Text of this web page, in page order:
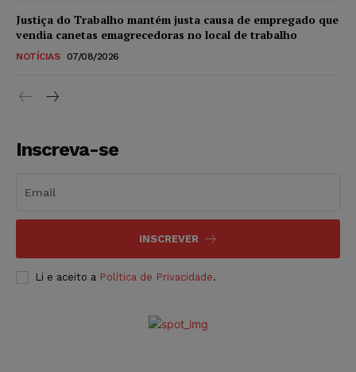
Justiça do Trabalho mantém justa causa de empregado que
vendia canetas emagrecedoras no local de trabalho
NOTÍCIAS 07/08/2026
Inscreva-se
INSCREVER
Li e aceito a Política de Privacidade.